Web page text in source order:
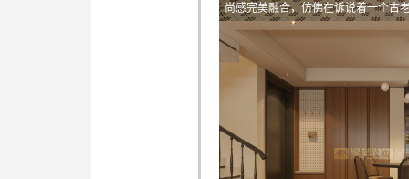
尚感完美融合，仿佛在诉说着一个古